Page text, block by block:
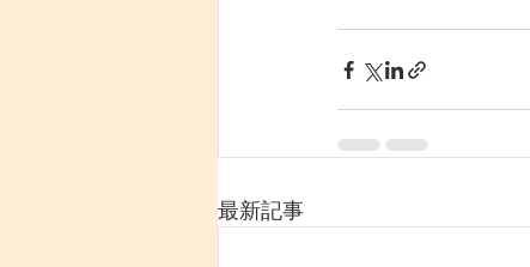
最新記事